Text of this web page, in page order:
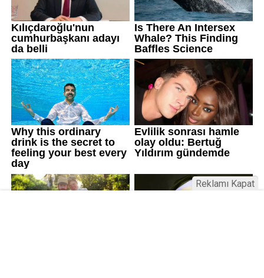
Reklamı Kapat